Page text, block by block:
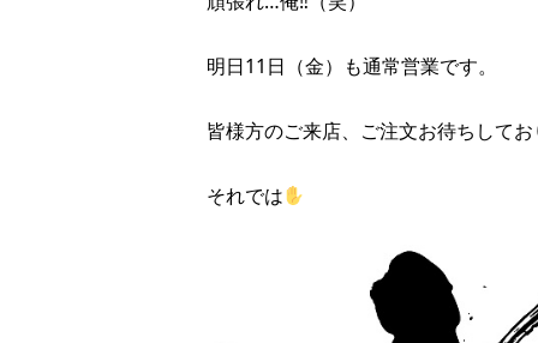
明日11日（金）も通常営業です。
皆様方のご来店、ご注文お待ちして
それでは